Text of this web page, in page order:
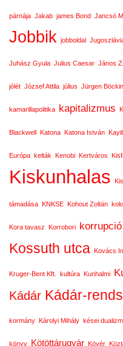
párnája Jakab james Bond Jancsó
Jobbik jobboldal
Juhász Gyula Julius Caesar János
jólét József Attila július Jürgen
kamarillapolitika kapitalizmus
Blackwell Katona Katona István
Európa kelták Kenobi Kertváros
Kiskunhalas
támadása KNKSE Kohout Zoltán
Kora tavasz Korrobori korrupció
Kossuth utca Kovács
Kruger-Bent Kft. kultúra Kunhalmi
Kádár Kádár-
kormány Károlyi Mihály kései
könyv Kötöttárugyár Kövér